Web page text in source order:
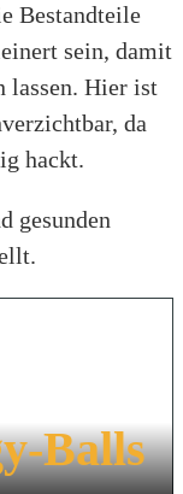
Bestandteile
sein, damit
lassen. Hier ist
da
hackt.
gesunden
Balls